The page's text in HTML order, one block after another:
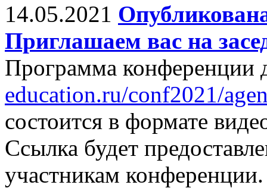
14.05.2021
Приглашаем вас на
Программа конференции
education.ru/conf2021/
состоится в формате
Ссылка будет
участникам конференции.